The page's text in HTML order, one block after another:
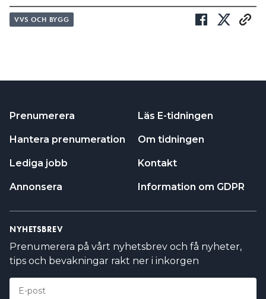
VVS OCH BYGG
Prenumerera
Hantera prenumeration
Lediga jobb
Annonsera
Läs E-tidningen
Om tidningen
Kontakt
Information om GDPR
NYHETSBREV
Prenumerera på vårt nyhetsbrev och få nyheter,
tips och bevakningar rakt ner i inkorgen